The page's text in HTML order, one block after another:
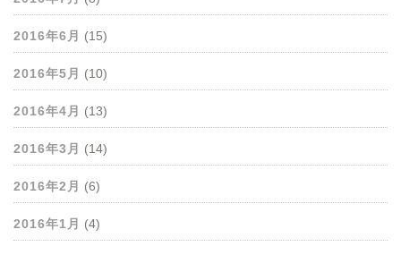
2016年6月 (15)
2016年5月 (10)
2016年4月 (13)
2016年3月 (14)
2016年2月 (6)
2016年1月 (4)